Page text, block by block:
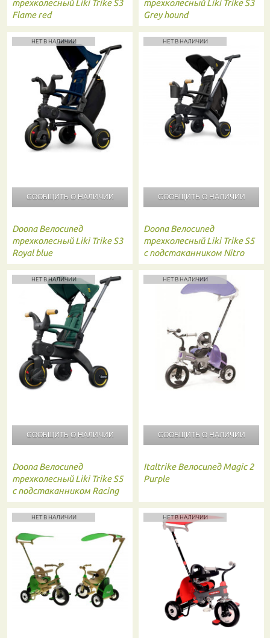
трехколесный Liki Trike S3
Flame red
трехколесный Liki Trike S3
Grey hound
НЕТ В НАЛИЧИИ
СООБЩИТЬ О НАЛИЧИИ
Doona Велосипед
трехколесный Liki Trike S3
Royal blue
НЕТ В НАЛИЧИИ
СООБЩИТЬ О НАЛИЧИИ
Doona Велосипед
трехколесный Liki Trike S5
c подстаканником Nitro
black
НЕТ В НАЛИЧИИ
СООБЩИТЬ О НАЛИЧИИ
Doona Велосипед
трехколесный Liki Trike S5
c подстаканником Racing
green
НЕТ В НАЛИЧИИ
СООБЩИТЬ О НАЛИЧИИ
Italtrike Велосипед Magic 2
Purple
НЕТ В НАЛИЧИИ НЕТ В НАЛИЧИИ